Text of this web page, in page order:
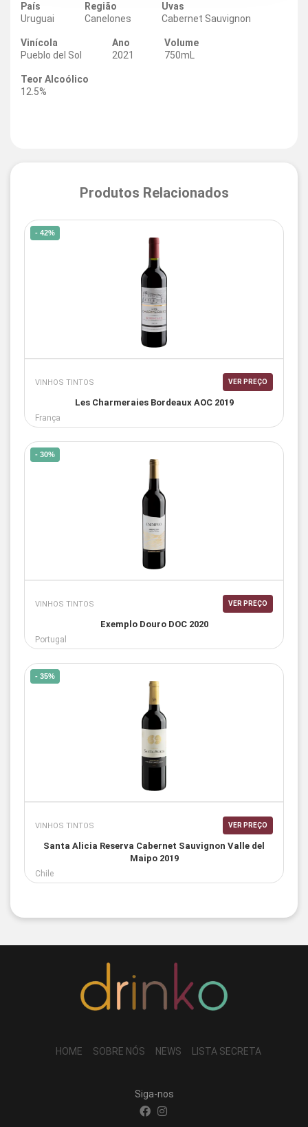
País
Uruguai
Região
Canelones
Uvas
Cabernet Sauvignon
Vinícola
Pueblo del Sol
Ano
2021
Volume
750mL
Teor Alcoólico
12.5%
Produtos Relacionados
- 42%
VINHOS TINTOS VER PREÇO
Les Charmeraies Bordeaux AOC 2019
França
- 30%
VINHOS TINTOS VER PREÇO
Exemplo Douro DOC 2020
Portugal
- 35%
VINHOS TINTOS VER PREÇO
Santa Alicia Reserva Cabernet Sauvignon Valle del
Maipo 2019
Chile
HOME SOBRE NÓS NEWS LISTA SECRETA
Siga-nos